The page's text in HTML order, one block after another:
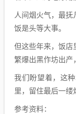
人间烟火气，最
饭是头等大事。
但这些年来，饭店
繁爆出黑作坊出产
我们盼望着，这
里，留住最后一缕
参考资料：